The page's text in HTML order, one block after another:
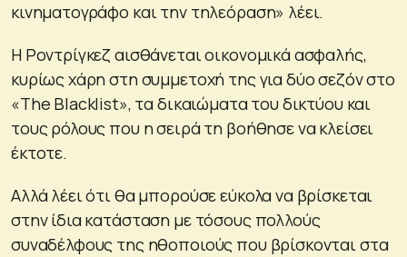
κινηματογράφο και την τηλεόραση» λέει.
Η Ροντρίγκεζ αισθάνεται οικονομικά ασφαλής,
κυρίως χάρη στη συμμετοχή της για δύο σεζόν στο
«The Blacklist», τα δικαιώματα του δικτύου και
τους ρόλους που η σειρά τη βοήθησε να κλείσει
έκτοτε.
Αλλά λέει ότι θα μπορούσε εύκολα να βρίσκεται
στην ίδια κατάσταση με τόσους πολλούς
συναδέλφους της ηθοποιούς που βρίσκονται στα